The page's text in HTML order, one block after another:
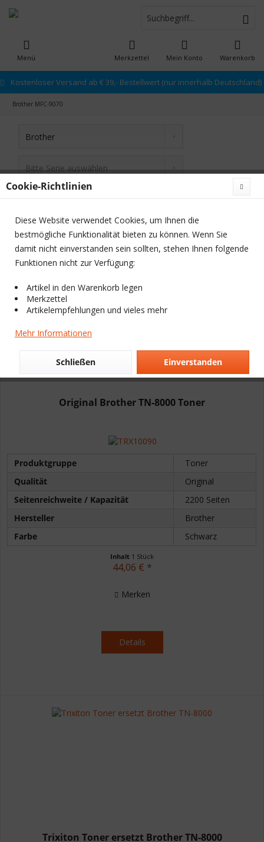
Kostenloser Versand ab € 39,- Bestellwert (nur innerhalb Deutschland)
Warenkorb
Merkzettel Mein Konto
Menü
Brother MFC-9070
Filtern
Original Brother TN-8000 Toner
Produktgruppe
Toner
Qualität
Original
Seitenreichweite / Kapazität
2200 Seiten
Hersteller
Brother
Farbe
Schwarz
Inhalt 1 Stück
44,06 € *
Merken
Details
Trixiton Toner ersetzt Brother TN-8000
Cookie-Richtlinien
Diese Website verwendet Cookies, um Ihnen die
bestmögliche Funktionalität bieten zu können. Wenn Sie
damit nicht einverstanden sein sollten, stehen Ihnen folgende
Funktionen nicht zur Verfügung:
Artikel in den Warenkorb legen
Merkzettel
Artikelempfehlungen und vieles mehr
Mehr Informationen
Einverstanden
Schließen